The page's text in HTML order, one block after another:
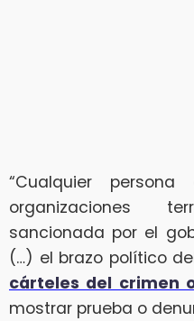
“Cualquier
organizaciones
sancionada por el
(…) el brazo político
cárteles del crimen
mostrar prueba o